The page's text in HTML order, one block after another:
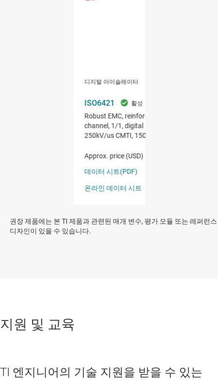
권장 제품에는 본 TI 제품과 관련된 매개 변수, 평가 모듈 또는 레퍼런스
디자인이 있을 수 있습니다.
지원 및 교육
TI 엔지니어의 기술 지원을 받을 수 있는